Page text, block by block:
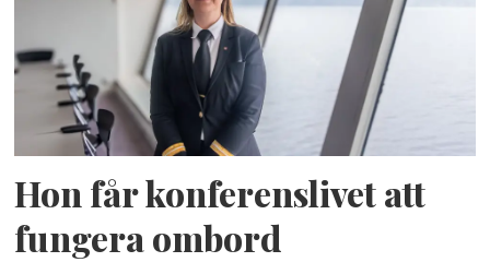
Hon får konferenslivet att
fungera ombord